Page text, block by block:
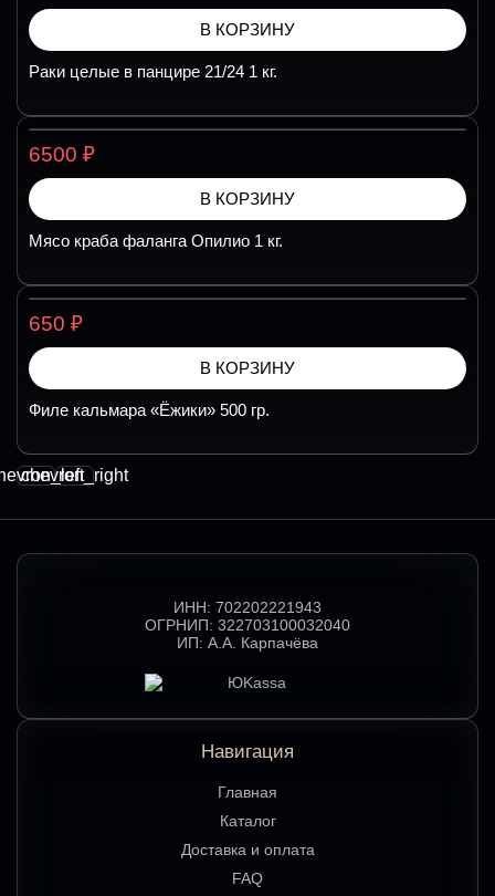
В КОРЗИНУ
Раки целые в панцире 21/24 1 кг.
6500 ₽
В КОРЗИНУ
Мясо краба фаланга Опилио 1 кг.
650 ₽
В КОРЗИНУ
Филе кальмара «Ёжики» 500 гр.
chevron_right
ИНН: 702202221943
ОГРНИП: 322703100032040
ИП: А.А. Карпачёва
Навигация
Главная
Каталог
Доставка и оплата
FAQ